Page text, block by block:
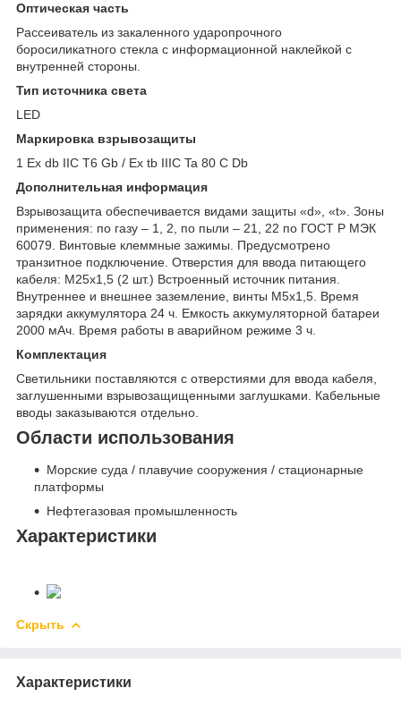
Оптическая часть
Рассеиватель из закаленного ударопрочного
боросиликатного стекла с информационной наклейкой с
внутренней стороны.
Тип источника света
LED
Маркировка взрывозащиты
1 Ex db IIC Т6 Gb / Ex tb IIIC Ta 80 С Db
Дополнительная информация
Взрывозащита обеспечивается видами защиты «d», «t». Зоны
применения: по газу – 1, 2, по пыли – 21, 22 по ГОСТ Р МЭК
60079. Винтовые клеммные зажимы. Предусмотрено
транзитное подключение. Отверстия для ввода питающего
кабеля: М25х1,5 (2 шт.) Встроенный источник питания.
Внутреннее и внешнее заземление, винты М5х1,5. Время
зарядки аккумулятора 24 ч. Емкость аккумуляторной батареи
2000 мАч. Время работы в аварийном режиме 3 ч.
Комплектация
Светильники поставляются с отверстиями для ввода кабеля,
заглушенными взрывозащищенными заглушками. Кабельные
вводы заказываются отдельно.
Области использования
Морские суда / плавучие сооружения / стационарные
платформы
Нефтегазовая промышленность
Характеристики
Скрыть
Характеристики